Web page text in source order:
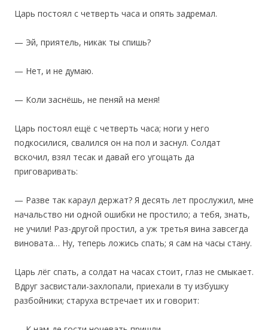
Царь постоял с четверть часа и опять задремал.
— Эй, приятель, никак ты спишь?
— Нет, и не думаю.
— Коли заснёшь, не пеняй на меня!
Царь постоял ещё с четверть часа; ноги у него
подкосилися, свалился он на пол и заснул. Солдат
вскочил, взял тесак и давай его угощать да
приговаривать:
— Разве так караул держат? Я десять лет прослужил, мне
начальство ни одной ошибки не простило; а тебя, знать,
не учили! Раз-другой простил, а уж третья вина завсегда
виновата… Ну, теперь ложись спать; я сам на часы стану.
‎Царь лёг спать, а солдат на часах стоит, глаз не смыкает.
Вдруг засвистали-захлопали, приехали в ту избушку
разбойники; старуха встречает их и говорит: